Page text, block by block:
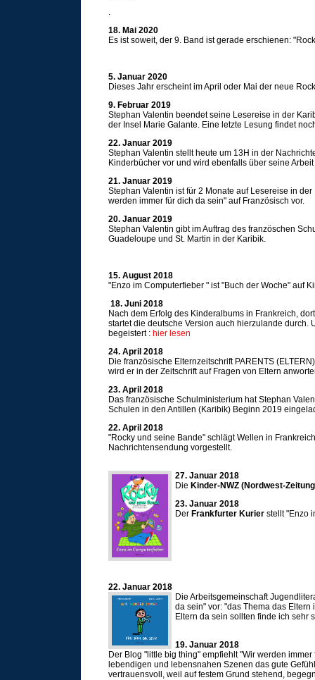
18. Mai 2020
Es ist soweit, der 9. Band ist gerade erschienen:
5. Januar 2020
Dieses Jahr erscheint im April oder Mai der neue
9. Februar 2019
Stephan Valentin beendet seine Lesereise in der
der Insel Marie Galante. Eine letzte Lesung findet
22. Januar 2019
Stephan Valentin stellt heute um 13H in der
Kinderbücher vor und wird ebenfalls über seine
21. Januar 2019
Stephan Valentin ist für 2 Monate auf Lesereise in
werden immer für dich da sein" auf Französisch vor.
20. Januar 2019
Stephan Valentin gibt im Auftrag des französchen
Guadeloupe und St. Martin in der Karibik.
15. August 2018
"Enzo im Computerfieber " ist "Buch der Woche" auf
18. Juni 2018
Nach dem Erfolg des Kinderalbums in Frankreich,
startet die deutsche Version auch hierzulande
begeistert : hier lesen
24. April 2018
Die französische Elternzeitschrift PARENTS
wird er in der Zeitschrift auf Fragen von Eltern
23. April 2018
Das französische Schulministerium hat Stephan
Schulen in den Antillen (Karibik) Beginn 2019
22. April 2018
"Rocky und seine Bande" schlägt Wellen in
Nachrichtensendung vorgestellt.
27. Januar 2018
Die Kinder-NWZ (Nordwest-
23. Januar 2018
Der Frankfurter Kurier stellt "Enzo
22. Januar 2018
Die Arbeitsgemeinschaft
da sein" vor: "das Thema das
Eltern da sein sollten finde ich sehr
19. Januar 2018
Der Blog "little big thing" empfiehlt "Wir werden
lebendigen und lebensnahen Szenen das gute
vertrauensvoll, weil auf festem Grund stehend,